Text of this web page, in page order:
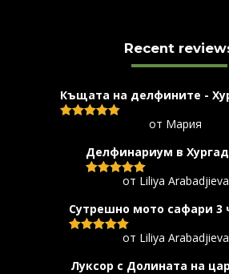
Recent
Къщата на делфините -
от Мария
Делфинариум в
Оценено с 5
от Liliya Arabadjieva
Сутрешно мото сафари 3
Оценено с5
от Liliya Arabadjieva
Луксор с Долината на